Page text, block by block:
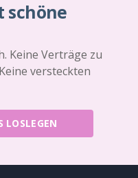
schöne
Keine Verträge zu
versteckten
LOSLEGEN